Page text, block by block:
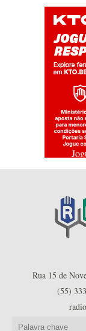
Rua 15 de
(55)